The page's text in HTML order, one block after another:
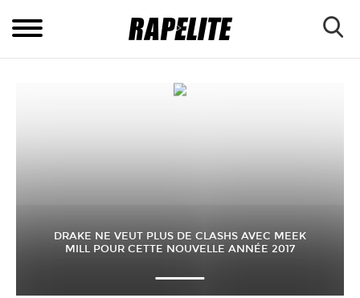
DRAKE NE VEUT PLUS DE CLASHS AVEC MEEK
MILL POUR CETTE NOUVELLE ANNÉE 2017